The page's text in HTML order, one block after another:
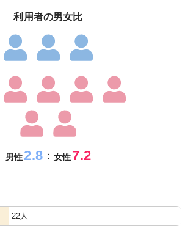
利用者の男女比
男性2.8：女性7.2
22人